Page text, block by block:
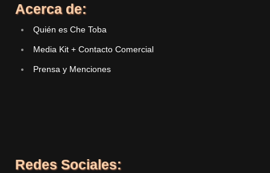
Acerca de:
Quién es Che Toba
Media Kit + Contacto Comercial
Prensa y Menciones
Redes Sociales: